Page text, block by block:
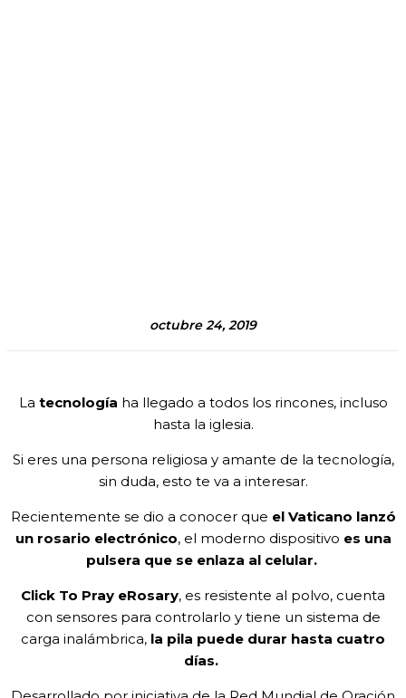
octubre 24, 2019
La tecnología ha llegado a todos los rincones, incluso
hasta la iglesia.
Si eres una persona religiosa y amante de la tecnología,
sin duda, esto te va a interesar.
Recientemente se dio a conocer que el Vaticano lanzó
un rosario electrónico, el moderno dispositivo es una
pulsera que se enlaza al celular.
Click To Pray eRosary, es resistente al polvo, cuenta
con sensores para controlarlo y tiene un sistema de
carga inalámbrica, la pila puede durar hasta cuatro
días.